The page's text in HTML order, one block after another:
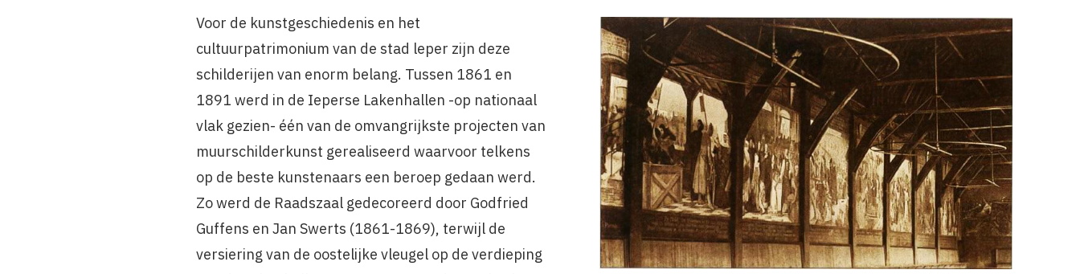
Voor de kunstgeschiedenis en het
cultuurpatrimonium van de stad leper zijn deze
schilderijen van enorm belang. Tussen 1861 en
1891 werd in de Ieperse Lakenhallen -op nationaal
vlak gezien- één van de omvangrijkste projecten van
muurschilderkunst gerealiseerd waarvoor telkens
op de beste kunstenaars een beroep gedaan werd.
Zo werd de Raadszaal gedecoreerd door Godfried
Guffens en Jan Swerts (1861-1869), terwijl de
versiering van de oostelijke vleugel op de verdieping